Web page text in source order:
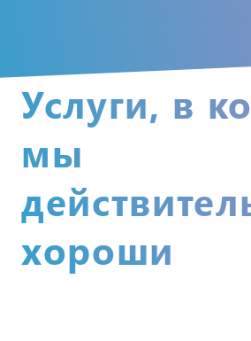
Услуги, в
мы
хороши